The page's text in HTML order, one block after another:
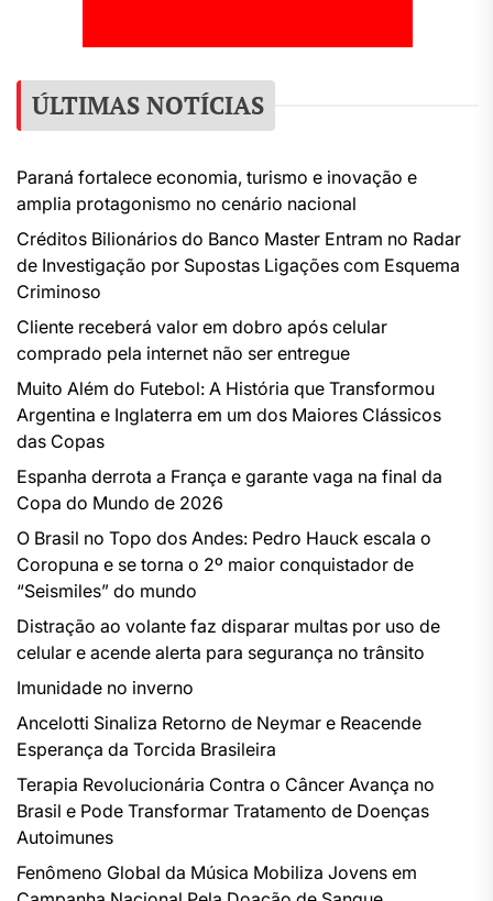
ÚLTIMAS NOTÍCIAS
Paraná fortalece economia, turismo e inovação e
amplia protagonismo no cenário nacional
Créditos Bilionários do Banco Master Entram no Radar
de Investigação por Supostas Ligações com Esquema
Criminoso
Cliente receberá valor em dobro após celular
comprado pela internet não ser entregue
Muito Além do Futebol: A História que Transformou
Argentina e Inglaterra em um dos Maiores Clássicos
das Copas
Espanha derrota a França e garante vaga na final da
Copa do Mundo de 2026
O Brasil no Topo dos Andes: Pedro Hauck escala o
Coropuna e se torna o 2º maior conquistador de
“Seismiles” do mundo
Distração ao volante faz disparar multas por uso de
celular e acende alerta para segurança no trânsito
Imunidade no inverno
Ancelotti Sinaliza Retorno de Neymar e Reacende
Esperança da Torcida Brasileira
Terapia Revolucionária Contra o Câncer Avança no
Brasil e Pode Transformar Tratamento de Doenças
Autoimunes
Fenômeno Global da Música Mobiliza Jovens em